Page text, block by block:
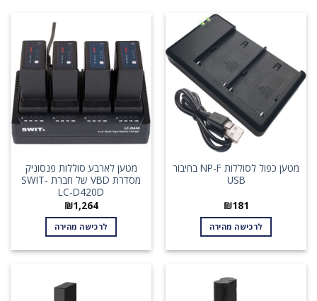
מטען כפול לסוללות NP-F בחיבור
USB
₪181
לרכישה מהירה
מטען לארבע סוללות פנסוניק
מסדרת VBD של חברת SWIT-
LC-D420D
₪1,264
לרכישה מהירה